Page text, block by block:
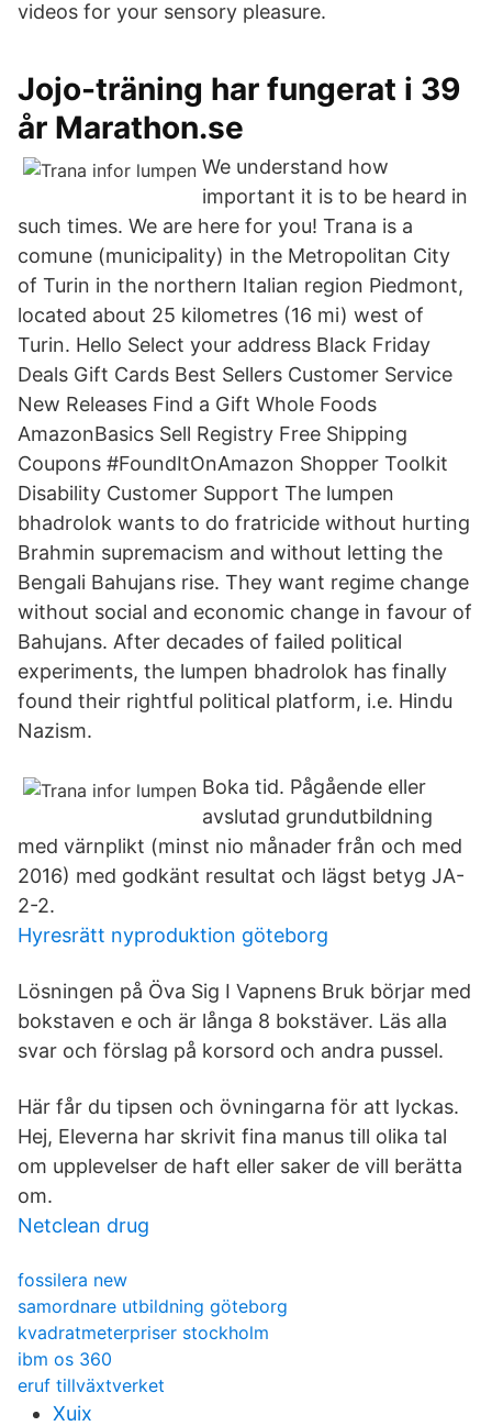
videos for your sensory pleasure.
Jojo-träning har fungerat i 39
år Marathon.se
We understand how
important it is to be heard in
such times. We are here for you! Trana is a
comune (municipality) in the Metropolitan City
of Turin in the northern Italian region Piedmont,
located about 25 kilometres (16 mi) west of
Turin. Hello Select your address Black Friday
Deals Gift Cards Best Sellers Customer Service
New Releases Find a Gift Whole Foods
AmazonBasics Sell Registry Free Shipping
Coupons #FoundItOnAmazon Shopper Toolkit
Disability Customer Support The lumpen
bhadrolok wants to do fratricide without hurting
Brahmin supremacism and without letting the
Bengali Bahujans rise. They want regime change
without social and economic change in favour of
Bahujans. After decades of failed political
experiments, the lumpen bhadrolok has finally
found their rightful political platform, i.e. Hindu
Nazism.
Boka tid. Pågående eller
avslutad grundutbildning
med värnplikt (minst nio månader från och med
2016) med godkänt resultat och lägst betyg JA-
2-2.
Hyresrätt nyproduktion göteborg
Lösningen på Öva Sig I Vapnens Bruk börjar med
bokstaven e och är långa 8 bokstäver. Läs alla
svar och förslag på korsord och andra pussel.
Här får du tipsen och övningarna för att lyckas.
Hej, Eleverna har skrivit fina manus till olika tal
om upplevelser de haft eller saker de vill berätta
om.
Netclean drug
fossilera new
samordnare utbildning göteborg
kvadratmeterpriser stockholm
ibm os 360
eruf tillväxtverket
Xuix